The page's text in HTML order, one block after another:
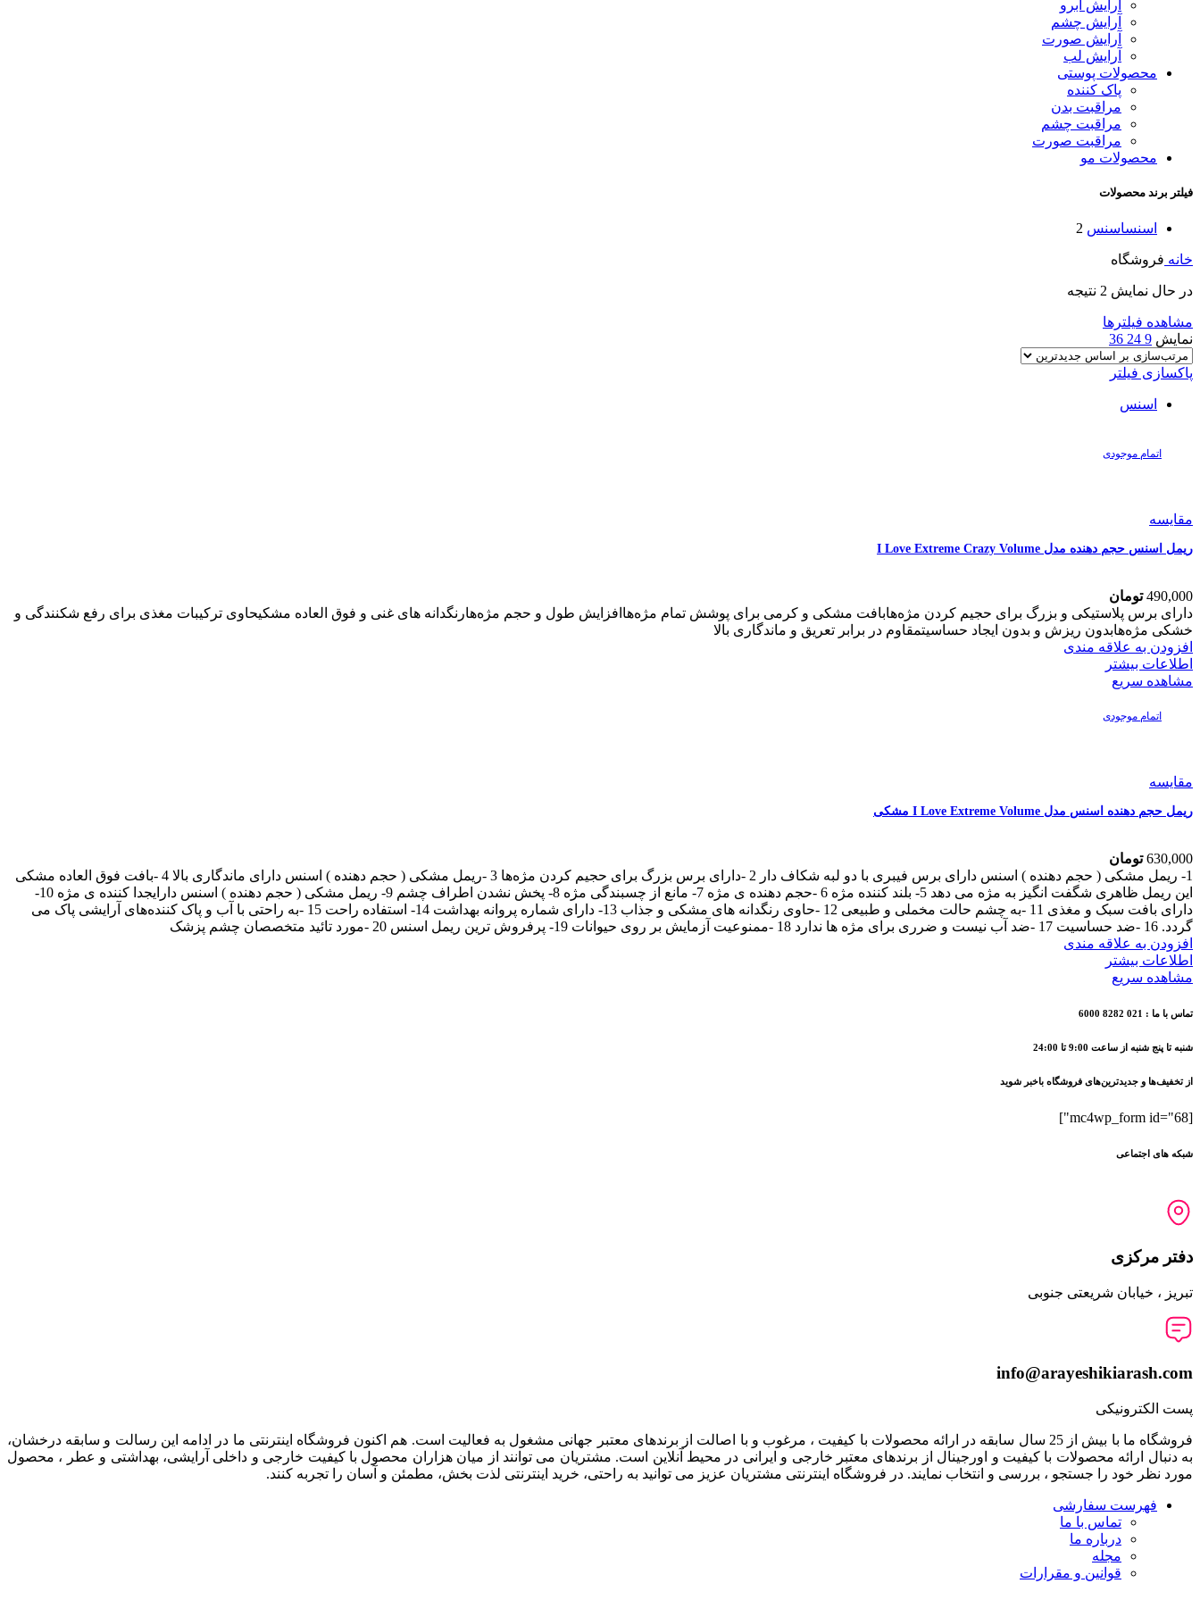
آرایش ابرو
آرایش چشم
آرایش صورت
آرایش لب
محصولات پوستی
پاک کننده
مراقبت بدن
مراقبت چشم
مراقبت صورت
محصولات مو
فیلتر برند محصولات
اسنساسنس 2
خانه فروشگاه
در حال نمایش 2 نتیجه
مشاهده فیلترها
نمایش 9
24
36
پاکسازی فیلتر
اسنس
اتمام موجودی
مقایسه
ریمل اسنس حجم دهنده مدل I Love Extreme Crazy Volume
490,000 تومان
دارای برس پلاستیکی و بزرگ برای حجیم کردن مژه‌هابافت مشکی و کرمی برای پوشش تمام مژه‌هاافزایش طول و حجم مژه‌هارنگدانه های غنی و فوق العاده مشکیحاوی ترکیبات مغذی برای رفع شکنندگی و
خشکی مژه‌هابدون ریزش و بدون ایجاد حساسیتمقاوم در برابر تعریق و ماندگاری بالا
افزودن به علاقه مندی
اطلاعات بیشتر
مشاهده سریع
اتمام موجودی
مقایسه
ریمل حجم دهنده اسنس مدل I Love Extreme Volume مشکی
630,000 تومان
1- ریمل مشکی ( حجم دهنده ) اسنس دارای برس فیبری با دو لبه شکاف دار 2 -دارای برس بزرگ برای حجیم کردن مژه‌ها 3 -ریمل مشکی ( حجم دهنده ) اسنس دارای ماندگاری بالا 4 -بافت فوق العاده مشکی
این ریمل ظاهری شگفت انگیز به مژه می دهد 5- بلند کننده مژه 6 -حجم دهنده ی مژه 7- مانع از چسبندگی مژه 8- پخش نشدن اطراف چشم 9- ریمل مشکی ( حجم دهنده ) اسنس دارایجدا کننده ی مژه 10-
دارای بافت سبک و مغذی 11 -به چشم حالت مخملی و طبیعی 12 -حاوی رنگدانه های مشکی و جذاب 13- دارای شماره پروانه بهداشت 14- استفاده راحت 15 -به‌ راحتی با آب و پاک‌ کننده‌های آرایشی پاک می
گردد. 16 -ضد حساسیت 17 -ضد آب نیست و ضرری برای مژه ها ندارد 18 -ممنوعیت آزمایش بر روی حیوانات 19- پرفروش ترین ریمل اسنس 20 -مورد تائید متخصصان چشم پزشک
افزودن به علاقه مندی
اطلاعات بیشتر
مشاهده سریع
تماس با ما : 021 8282 6000
شنبه تا پنج شنبه از ساعت 9:00 تا 24:00
از تخفیف‌ها و جدیدترین‌های فروشگاه باخبر شوید
[mc4wp_form id="68"]
شبکه های اجتماعی
دفتر مرکزی
تبریز ، خیابان شریعتی جنوبی
info@arayeshikiarash.com
پست الکترونیکی
فروشگاه ما با بیش از 25 سال سابقه در ارائه محصولات با کيفيت ، مرغوب و با اصالت از برندهای معتبر جهانی مشغول به فعاليت است. هم اکنون فروشگاه اینترنتی ما در ادامه اين رسالت و سابقه درخشان،
به دنبال ارائه محصولات با کيفيت و اورجينال از برندهای معتبر خارجی و ايرانی در محيط آنلاين است. مشتريان می توانند از ميان هزاران محصول با کيفيت خارجی و داخلی آرایشی، بهداشتی و عطر ، محصول
مورد نظر خود را جستجو ، بررسی و انتخاب نمايند. در فروشگاه اینترنتی مشتريان عزیز می توانيد به راحتی، خرید اینترنتی لذت بخش، مطمئن و آسان را تجربه کنند.
فهرست سفارشی
تماس با ما
درباره ما
مجله
قوانین و مقرارات